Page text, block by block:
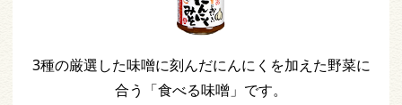
3種の厳選した味噌に刻んだにんにくを加えた野菜に
合う「食べる味噌」です。